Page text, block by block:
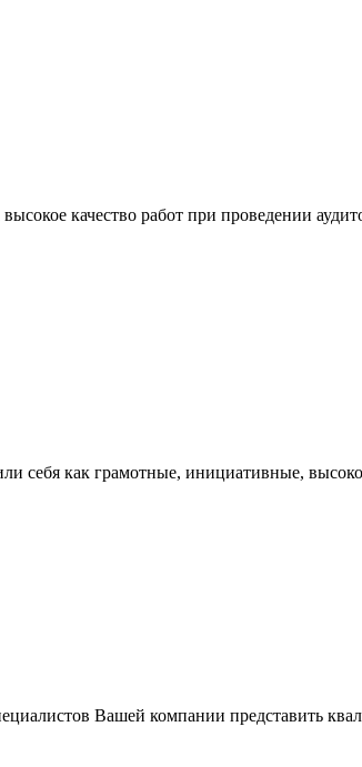
качество работ при проведении
себя как грамотные, инициативные,
Вашей компании представить